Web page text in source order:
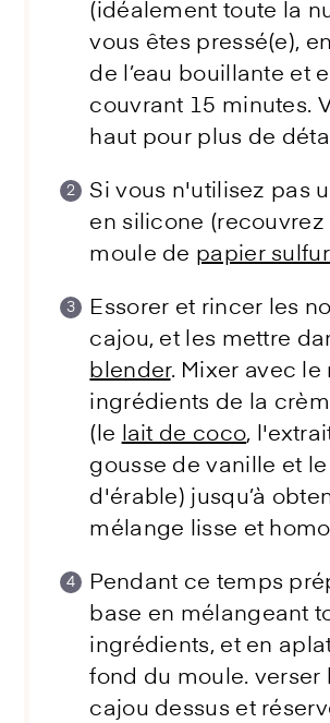
(idéalement toute la
vous êtes pressé(e),
de l’eau bouillante et
couvrant 15 minutes.
haut pour plus de
Si vous n'utilisez pas
en silicone (recouvrez
moule de papier
Essorer et rincer les
cajou, et les mettre
blender. Mixer avec le
ingrédients de la
(le lait de coco,
gousse de vanille et
d'érable) jusqu’à
mélange lisse et
Pendant ce temps
base en mélangeant
ingrédients, et en
fond du moule. verser
cajou dessus et